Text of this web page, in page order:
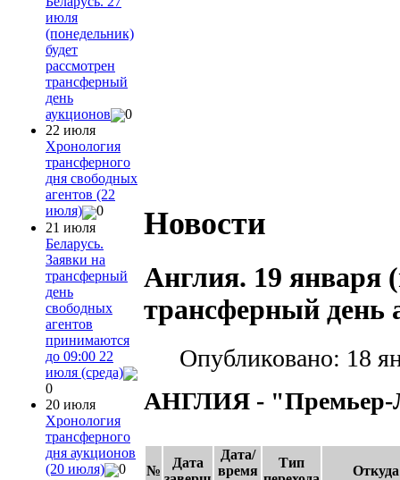
июля
(понедельник)
будет
рассмотрен
трансферный
день
аукционов
0
22 июля
Хронология
трансферного
дня свободных
агентов (22
июля)
0
21 июля
Беларусь.
Заявки на
трансферный
день
свободных
агентов
принимаются
до 09:00 22
июля (среда)
0
20 июля
Хронология
трансферного
дня аукционов
(20 июля)
0
Новости
Англия. 19 января
трансферный день
Опубликовано: 18
АНГЛИЯ - "Премьер-
№
Дата
Дата/
время
Тип
Откуда